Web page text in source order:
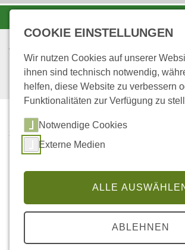
STARTSEITE
...
FORSTREVIER URBACH
Das Forstrevier
Die beiden kommunalen
COOKIE EINSTELLUNGEN
Wir nutzen Cookies auf unserer
ihnen sind technisch notwendig,
helfen, diese Website zu verbessern
Funktionalitäten zur Verfügung zu
Notwendige Cookies
Externe Medien
ALLE
ABLEHNEN